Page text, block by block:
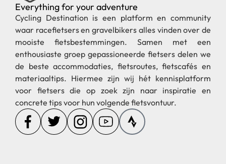
Everything for your adventure
Cycling Destination is een platform en community
waar racefietsers en gravelbikers alles vinden over de
mooiste fietsbestemmingen. Samen met een
enthousiaste groep gepassioneerde fietsers delen we
de beste accommodaties, fietsroutes, fietscafés en
materiaaltips. Hiermee zijn wij hét kennisplatform
voor fietsers die op zoek zijn naar inspiratie en
concrete tips voor hun volgende fietsvontuur.